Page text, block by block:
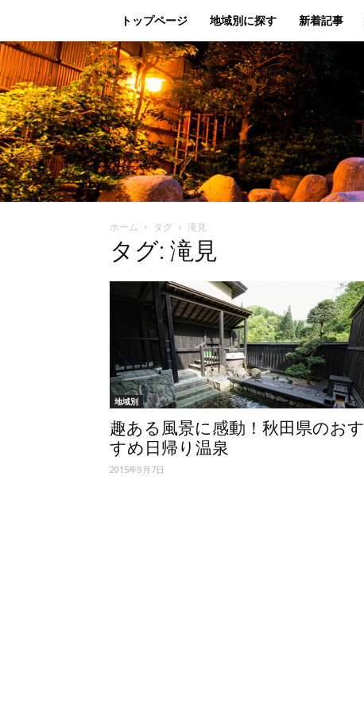
トップページ 地域別に探す 新着記事
ホーム タグ 滝見
タグ: 滝見
地域別
趣ある風景に感動！秋田県のおす
すめ日帰り温泉
2015年9月7日